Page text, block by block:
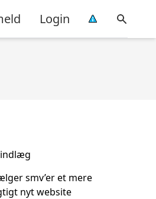
Login
indlæg
smv’er et mere
nyt website